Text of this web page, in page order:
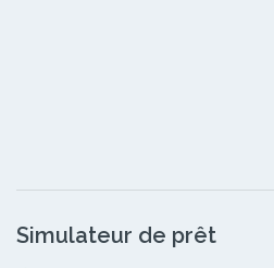
Simulateur de prêt